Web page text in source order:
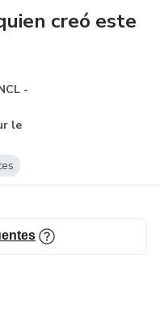
that are
In addition, we
service, always aiming
our customers.
the perfect solution for
balanced life,
creó este
-
le